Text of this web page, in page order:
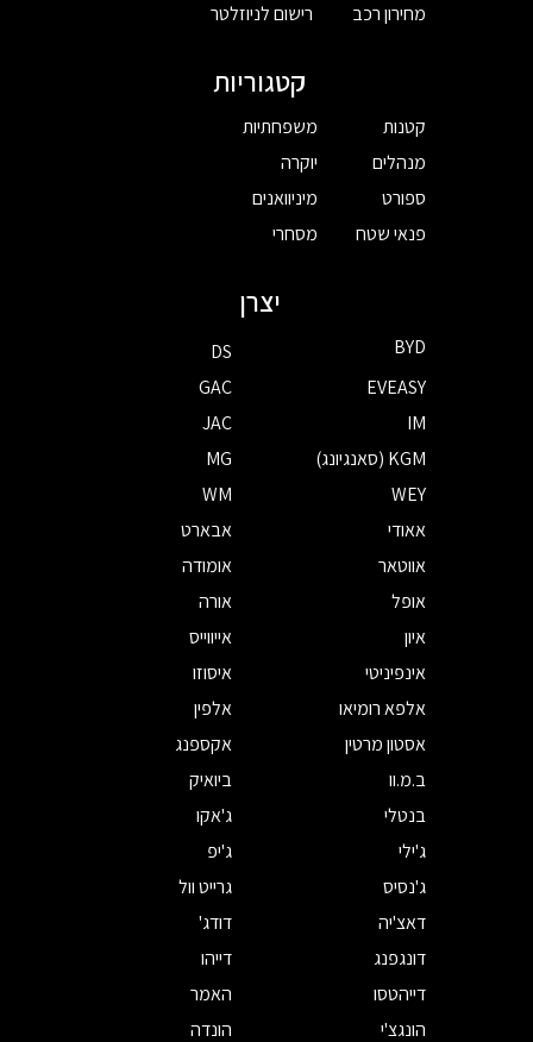
מחירון רכב
רישום לניוזלטר
קטגוריות
קטנות
מנהלים
ספורט
פנאי שטח
משפחתיות
יוקרה
מיניוואנים
מסחרי
יצרן
BYD
DS
EVEASY
GAC
IM
JAC
KGM (סאנגיונג)
MG
WEY
WM
אאודי
אבארט
אווטאר
אומודה
אופל
אורה
איון
אייווייס
אינפיניטי
איסוזו
אלפא רומיאו
אלפין
אסטון מרטין
אקספנג
ב.מ.וו
ביואיק
בנטלי
ג'אקו
ג'ילי
ג'יפ
ג'נסיס
גרייט וול
דאצ'יה
דודג'
דונגפנג
דייהו
דייהטסו
האמר
הונגצ'י
הונדה